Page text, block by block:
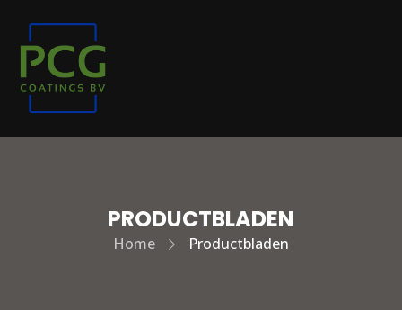
PRODUCTBLADEN
Home Productbladen